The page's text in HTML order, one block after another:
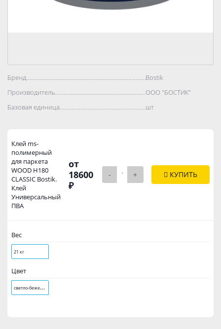
Бренд..................................................................................Bostik
Производитель..................................................................................
ООО "БОСТИК"
Базовая единица..................................................................................
шт
Клей ms-
полимерный
для паркета
WOOD H180
CLASSIC Bostik.
Клей
Универсальный
ПВА
от
18600
₽
- + КУПИТЬ
Вес
21 кг
Цвет
с
ветло-бежевый